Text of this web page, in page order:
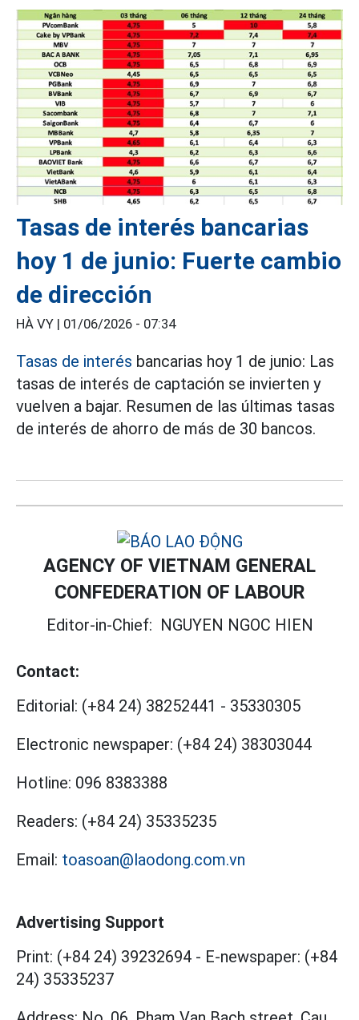
Tasas de interés bancarias
hoy 1 de junio: Fuerte cambio
de dirección
HÀ VY | 01/06/2026 - 07:34
Tasas de interés bancarias hoy 1 de junio: Las
tasas de interés de captación se invierten y
vuelven a bajar. Resumen de las últimas tasas
de interés de ahorro de más de 30 bancos.
AGENCY OF VIETNAM GENERAL
CONFEDERATION OF LABOUR
Editor-in-Chief: NGUYEN NGOC HIEN
Contact:
Editorial: (+84 24) 38252441 - 35330305
Electronic newspaper: (+84 24) 38303044
Hotline: 096 8383388
Readers: (+84 24) 35335235
Email: toasoan@laodong.com.vn
Advertising Support
Print: (+84 24) 39232694 - E-newspaper: (+84
24) 35335237